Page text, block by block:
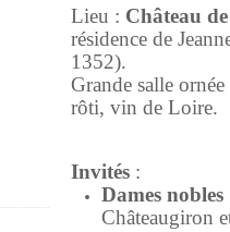
Lieu : Château
résidence de
1352).
Grande salle ornée
rôti, vin de Loire.
Invités :
Dames nobles
Châteaugiron